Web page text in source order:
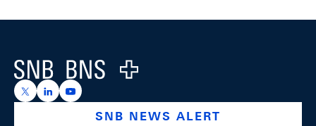
Logo
https://x.com/snb_bns
https://ch.linkedin.com/company/swiss-national-
https://www.youtube.com/@swissnationalbank
SNB NEWS ALERT